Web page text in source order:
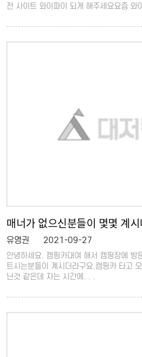
전 사이트 와이파이 되게 해주세요요즘 와
매너가 없으신분들이 몇몇 계
유영권 2021-09-27
안녕하세요. 캠핑카대여 해서 캠핑장에
트시는분들이 계시더라구요.캠핑카 타고
닌것 같은데 자는 시간에. . .